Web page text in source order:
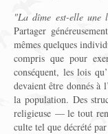
"La dîme est-elle une
Partager
mêmes quelques
compris que pour
conséquent, les lois
devaient être donnés à
la population. Des
religieuse — le tout
culte tel que décrété